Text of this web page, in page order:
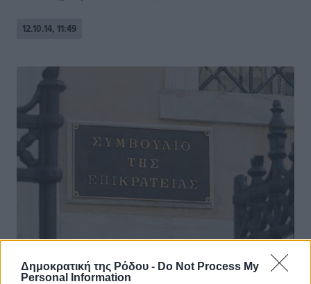
Δημοκρατική της Ρόδου - Do Not Process My
Personal Information
12.10.14, 11:49